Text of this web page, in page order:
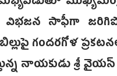
విభజన సాఫీగా
గందరగోళ
నాయకుడు శ్రీ